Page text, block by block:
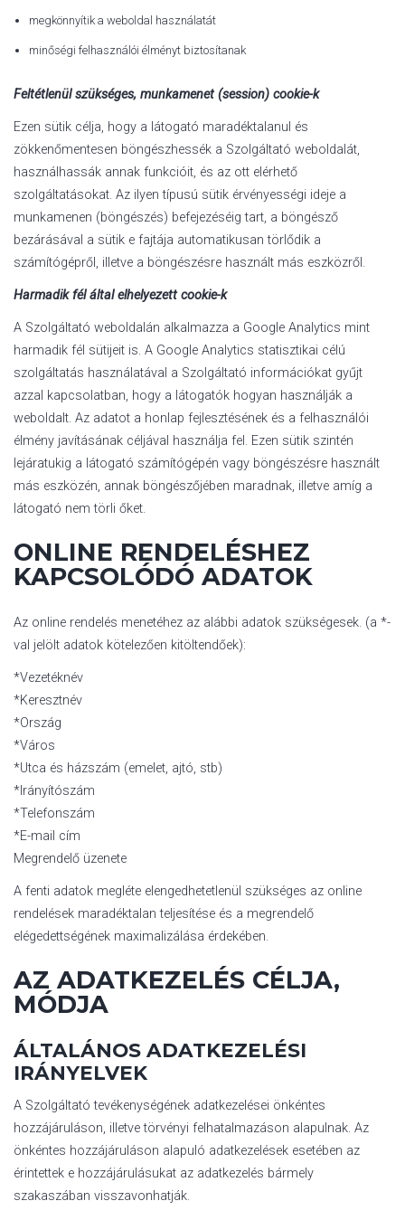
megkönnyítik a weboldal használatát
minőségi felhasználói élményt biztosítanak
Feltétlenül szükséges, munkamenet (session) cookie-k
Ezen sütik célja, hogy a látogató maradéktalanul és
zökkenőmentesen böngészhessék a Szolgáltató weboldalát,
használhassák annak funkcióit, és az ott elérhető
szolgáltatásokat. Az ilyen típusú sütik érvényességi ideje a
munkamenen (böngészés) befejezéséig tart, a böngésző
bezárásával a sütik e fajtája automatikusan törlődik a
számítógépről, illetve a böngészésre használt más eszközről.
Harmadik fél által elhelyezett cookie-k
A Szolgáltató weboldalán alkalmazza a Google Analytics mint
harmadik fél sütijeit is. A Google Analytics statisztikai célú
szolgáltatás használatával a Szolgáltató információkat gyűjt
azzal kapcsolatban, hogy a látogatók hogyan használják a
weboldalt. Az adatot a honlap fejlesztésének és a felhasználói
élmény javításának céljával használja fel. Ezen sütik szintén
lejáratukig a látogató számítógépén vagy böngészésre használt
más eszközén, annak böngészőjében maradnak, illetve amíg a
látogató nem törli őket.
ONLINE RENDELÉSHEZ
KAPCSOLÓDÓ ADATOK
Az online rendelés menetéhez az alábbi adatok szükségesek. (a *-
val jelölt adatok kötelezően kitöltendőek):
*Vezetéknév
*Keresztnév
*Ország
*Város
*Utca és házszám (emelet, ajtó, stb)
*Irányítószám
*Telefonszám
*E-mail cím
Megrendelő üzenete
A fenti adatok megléte elengedhetetlenül szükséges az online
rendelések maradéktalan teljesítése és a megrendelő
elégedettségének maximalizálása érdekében.
AZ ADATKEZELÉS CÉLJA,
MÓDJA
ÁLTALÁNOS ADATKEZELÉSI
IRÁNYELVEK
A Szolgáltató tevékenységének adatkezelései önkéntes
hozzájáruláson, illetve törvényi felhatalmazáson alapulnak. Az
önkéntes hozzájáruláson alapuló adatkezelések esetében az
érintettek e hozzájárulásukat az adatkezelés bármely
szakaszában visszavonhatják.